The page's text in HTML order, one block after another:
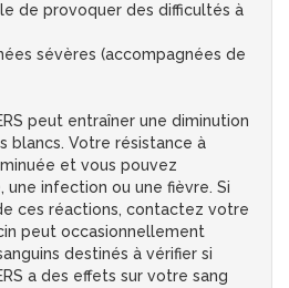
de provoquer des difficultés à
sévères (accompagnées de
peut entraîner une diminution
blancs. Votre résistance à
et vous pouvez
une infection ou une fièvre. Si
ces réactions, contactez votre
peut occasionnellement
destinés à vérifier si
a des effets sur votre sang